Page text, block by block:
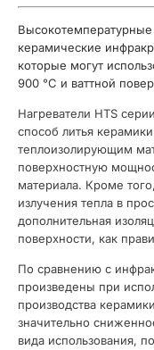
Высокотемпературные
керамические
которые могут
900 °C и ваттной
Нагреватели HTS
способ литья
теплоизолирующим
поверхностную
материала. Кроме
излучения тепла в
дополнительная
поверхности, как
По сравнению с
произведены при
производства
значительно
вида использования,